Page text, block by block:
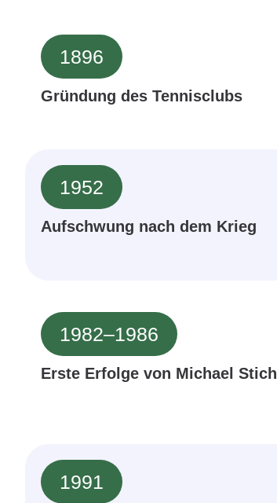
1896
Gründung des Tennisclubs
1952
Aufschwung nach dem Krieg
1982–1986
Erste Erfolge von Michael Stich
1991